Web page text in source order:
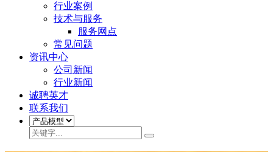
行业案例
技术与服务
服务网点
常见问题
资讯中心
公司新闻
行业新闻
诚聘英才
联系我们